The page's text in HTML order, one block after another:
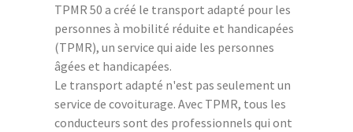
TPMR 50 a créé le transport adapté pour les
personnes à mobilité réduite et handicapées
(TPMR), un service qui aide les personnes
âgées et handicapées.
Le transport adapté n'est pas seulement un
service de covoiturage. Avec TPMR, tous les
conducteurs sont des professionnels qui ont